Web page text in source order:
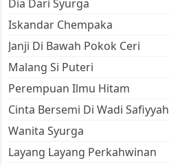
Dia Dari Syurga
Iskandar Chempaka
Janji Di Bawah Pokok Ceri
Malang Si Puteri
Perempuan Ilmu Hitam
Cinta Bersemi Di Wadi Safiyyah
Wanita Syurga
Layang Layang Perkahwinan